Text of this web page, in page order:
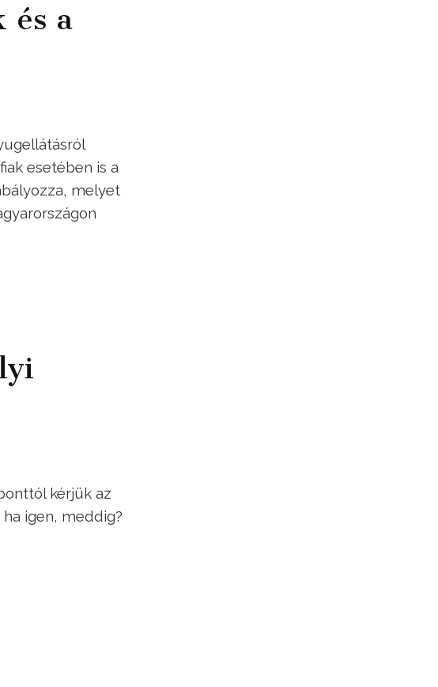
és a
esetében is a
melyet
kérjük az
igen, meddig?